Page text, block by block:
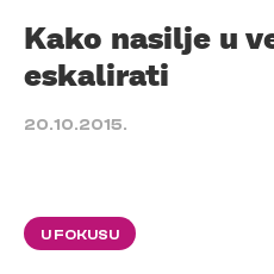
Kako nasilje u
eskalirati
20.10.2015.
U FOKUSU